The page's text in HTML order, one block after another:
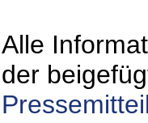
Alle
der